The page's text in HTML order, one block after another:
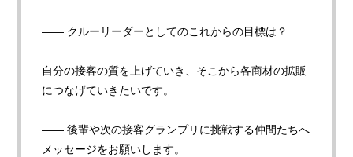
—— クルーリーダーとしてのこれからの目標は ？
自分の接客の質を上げていき、そこから各商材の拡販
につなげていきたいです。
—— 後輩や次の接客グランプリに挑戦する仲間たちへ
メッセージをお願いします。